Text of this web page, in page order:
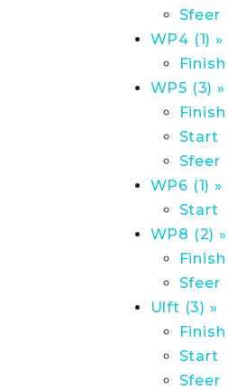
Sfeer
WP4 (1) »
Finish
WP5 (3) »
Finish
Start
Sfeer
WP6 (1) »
Start
WP8 (2) »
Finish
Sfeer
Ulft (3) »
Finish
Start
Sfeer